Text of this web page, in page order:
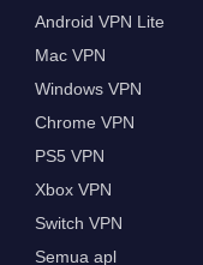
Android VPN Lite
Mac VPN
Windows VPN
Chrome VPN
PS5 VPN
Xbox VPN
Switch VPN
Semua apl